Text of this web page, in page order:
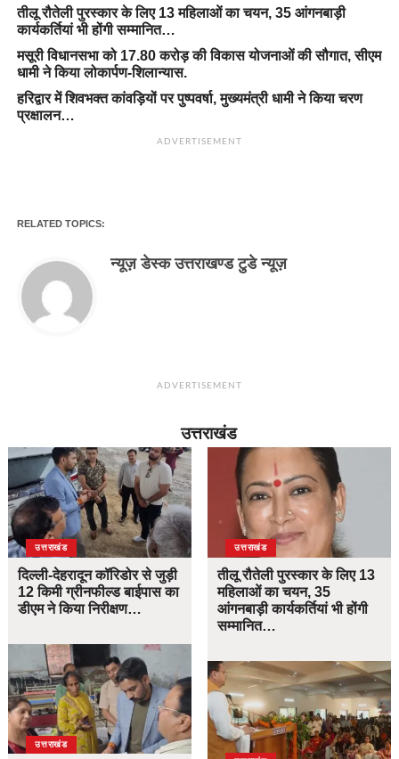
तीलू रौतेली पुरस्कार के लिए 13 महिलाओं का चयन, 35 आंगनबाड़ी
कार्यकर्तियां भी होंगी सम्मानित…
मसूरी विधानसभा को 17.80 करोड़ की विकास योजनाओं की सौगात, सीएम
धामी ने किया लोकार्पण-शिलान्यास.
हरिद्वार में शिवभक्त कांवड़ियों पर पुष्पवर्षा, मुख्यमंत्री धामी ने किया चरण
प्रक्षालन…
ADVERTISEMENT
RELATED TOPICS:
न्यूज़ डेस्क उत्तराखण्ड टुडे न्यूज़
ADVERTISEMENT
उत्तराखंड
उत्तराखंड
दिल्ली-देहरादून कॉरिडोर से जुड़ी
12 किमी ग्रीनफील्ड बाईपास का
डीएम ने किया निरीक्षण…
उत्तराखंड
उत्तराखंड
तीलू रौतेली पुरस्कार के लिए 13
महिलाओं का चयन, 35
आंगनबाड़ी कार्यकर्तियां भी होंगी
सम्मानित…